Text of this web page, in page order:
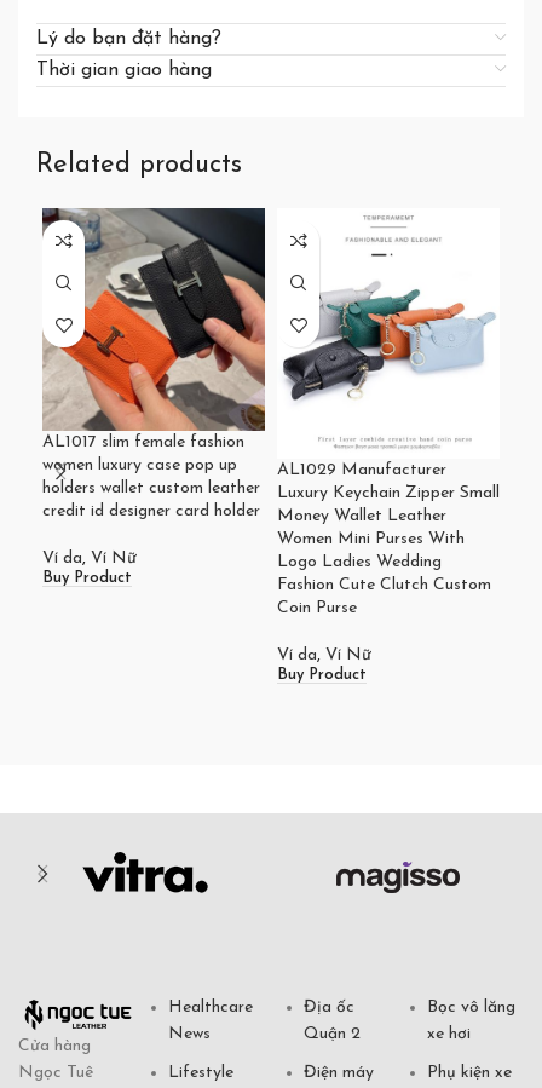
Lý do bạn đặt hàng?
Thời gian giao hàng
Related products
AL1017 slim female fashion
women luxury case pop up
holders wallet custom leather
credit id designer card holder
Ví da, Ví Nữ
Buy Product
AL1029 Manufacturer
Luxury Keychain Zipper Small
Money Wallet Leather
Women Mini Purses With
Logo Ladies Wedding
Fashion Cute Clutch Custom
Coin Purse
Ví da, Ví Nữ
Buy Product
Cửa hàng
Ngọc Tuê
Healthcare
News
Lifestyle
Địa ốc
Quận 2
Điện máy
Bọc vô lăng
xe hơi
Phụ kiện xe